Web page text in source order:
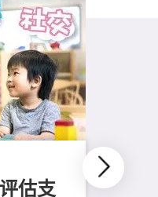
估支